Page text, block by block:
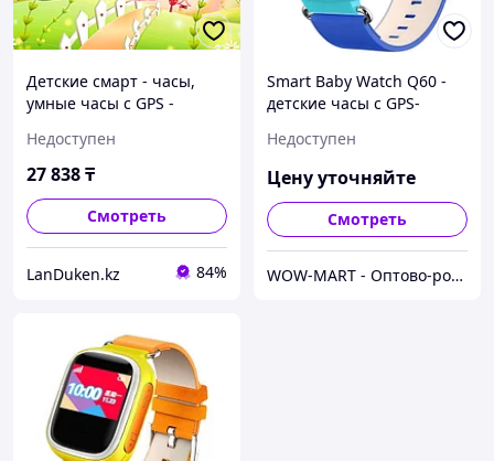
Детские смарт - часы,
умные часы с GPS -
Watch с камерой
Недоступен
27 838₸
Смотреть
LanDuken.kz 84%
Smart Baby Watch Q60 -
детские часы с GPS-
Недоступен
Цену уточняйте
Смотреть
WOW-MART - Оптово-розничный Склад - товары на заказ до двери